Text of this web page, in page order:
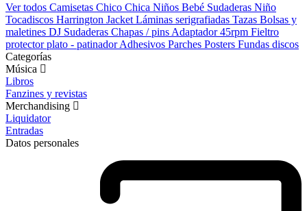
Ver todos Camisetas Chico Chica Niños Bebé Sudaderas Niño
Tocadiscos Harrington Jacket Láminas serigrafiadas Tazas Bolsas y
maletines DJ Sudaderas Chapas / pins Adaptador 45rpm Fieltro
protector plato - patinadorAdhesivos Parches Posters Fundas discos
Categorías
Música
Libros
Fanzines y revistas
Merchandising
Liquidator
Entradas
Datos personales